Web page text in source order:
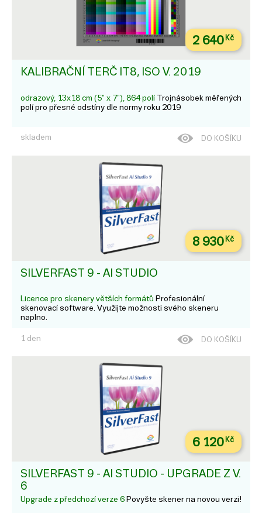
2 640Kč
KALIBRAČNÍ TERČ IT8, ISO V. 2019
odrazový, 13x18 cm (5" x 7"), 864 polí Trojnásobek měřených
polí pro přesné odstíny dle normy roku 2019
skladem DO KOŠÍKU
8 930Kč
SILVERFAST 9 - AI STUDIO
Licence pro skenery větších formátů Profesionální
skenovací software. Využijte možnosti svého skeneru
naplno.
1 den DO KOŠÍKU
6 120Kč
SILVERFAST 9 - AI STUDIO - UPGRADE Z V.
6
Upgrade z předchozí verze 6 Povyšte skener na novou verzi!